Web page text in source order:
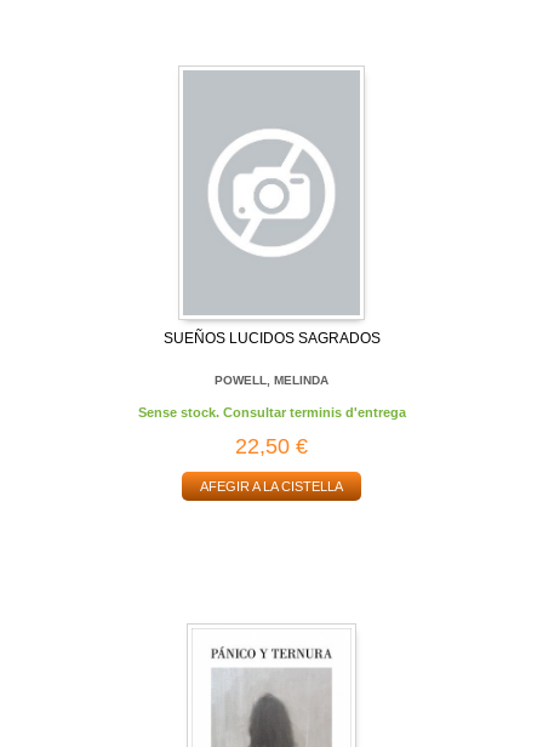
SUEÑOS LUCIDOS SAGRADOS
POWELL, MELINDA
Sense stock. Consultar terminis d'entrega
22,50 €
AFEGIR A LA CISTELLA